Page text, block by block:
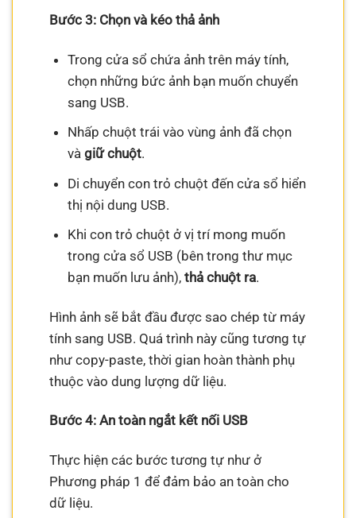
Bước 3: Chọn và kéo thả ảnh
Trong cửa sổ chứa ảnh trên máy tính,
chọn những bức ảnh bạn muốn chuyển
sang USB.
Nhấp chuột trái vào vùng ảnh đã chọn
và giữ chuột.
Di chuyển con trỏ chuột đến cửa sổ hiển
thị nội dung USB.
Khi con trỏ chuột ở vị trí mong muốn
trong cửa sổ USB (bên trong thư mục
bạn muốn lưu ảnh), thả chuột ra.
Hình ảnh sẽ bắt đầu được sao chép từ máy
tính sang USB. Quá trình này cũng tương tự
như copy-paste, thời gian hoàn thành phụ
thuộc vào dung lượng dữ liệu.
Bước 4: An toàn ngắt kết nối USB
Thực hiện các bước tương tự như ở
Phương pháp 1 để đảm bảo an toàn cho
dữ liệu.